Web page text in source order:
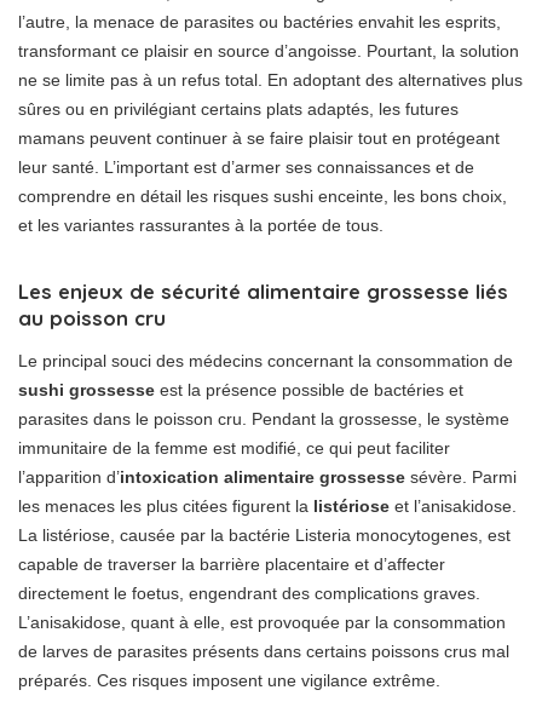
l’autre, la menace de parasites ou bactéries envahit les esprits,
transformant ce plaisir en source d’angoisse. Pourtant, la solution
ne se limite pas à un refus total. En adoptant des alternatives plus
sûres ou en privilégiant certains plats adaptés, les futures
mamans peuvent continuer à se faire plaisir tout en protégeant
leur santé. L’important est d’armer ses connaissances et de
comprendre en détail les risques sushi enceinte, les bons choix,
et les variantes rassurantes à la portée de tous.
Les enjeux de sécurité alimentaire grossesse liés
au poisson cru
Le principal souci des médecins concernant la consommation de
sushi grossesse est la présence possible de bactéries et
parasites dans le poisson cru. Pendant la grossesse, le système
immunitaire de la femme est modifié, ce qui peut faciliter
l’apparition d’intoxication alimentaire grossesse sévère. Parmi
les menaces les plus citées figurent la listériose et l’anisakidose.
La listériose, causée par la bactérie Listeria monocytogenes, est
capable de traverser la barrière placentaire et d’affecter
directement le foetus, engendrant des complications graves.
L’anisakidose, quant à elle, est provoquée par la consommation
de larves de parasites présents dans certains poissons crus mal
préparés. Ces risques imposent une vigilance extrême.